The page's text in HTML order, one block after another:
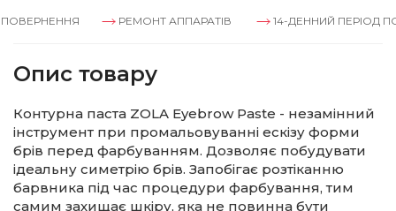
РЕМОНТ АППАРАТІВ 14-ДЕННИЙ ПЕРІОД
Опис товару
Контурна паста ZOLA Eyebrow Paste - незамінний
інструмент при промальовуванні ескізу форми
брів перед фарбуванням. Дозволяє побудувати
ідеальну симетрію брів. Запобігає розтіканню
барвника під час процедури фарбування, тим
самим захищає шкіру, яка не повинна бути